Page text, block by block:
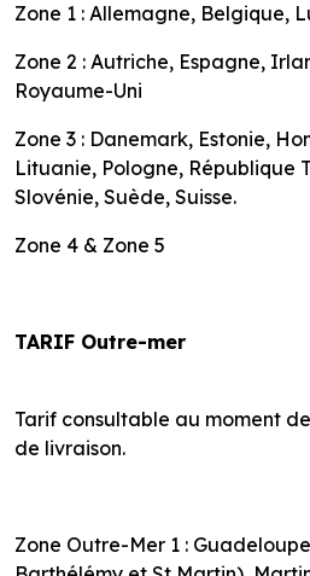
Zone 1 : Allemagne, Belgique,
Zone 2 : Autriche, Espagne,
Royaume-Uni
Zone 3 : Danemark, Estonie,
Lituanie, Pologne, République
Slovénie, Suède, Suisse.
Zone 4 & Zone 5
TARIF Outre-mer
Tarif consultable au moment
de livraison.
Zone Outre-Mer 1 :